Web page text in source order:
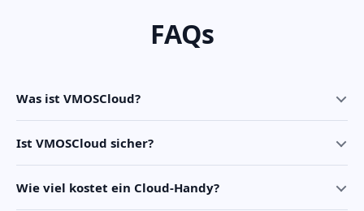
FAQs
Was ist VMOSCloud?
Ist VMOSCloud sicher?
Wie viel kostet ein Cloud-Handy?